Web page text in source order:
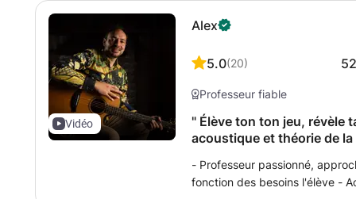
Vidéo
Alex
5.0(20)
Professeur fiable
" Élève ton ton jeu, révèle
acoustique et théorie de
- Professeur passionné,
fonction des besoins l'élève -